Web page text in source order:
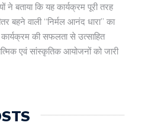
ने बताया कि यह कार्यक्रम पूरी तरह
बहने वाली “निर्मल आनंद धारा” का
की सफलता से उत्साहित
एवं सांस्कृतिक आयोजनों को जारी